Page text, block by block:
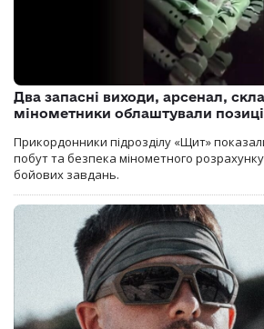
Два запасні виходи, арсенал,
мінометники облаштували
Прикордонники підрозділу «Щит»
побут та безпека мінометного
бойових завдань.